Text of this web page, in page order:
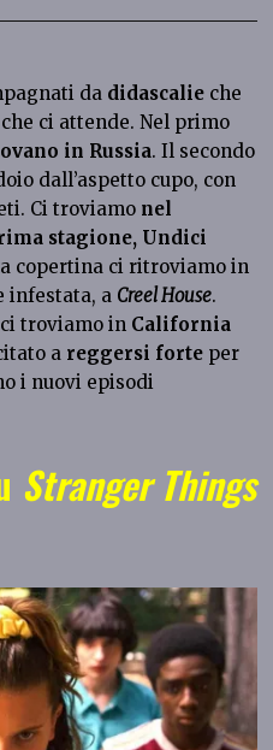
da didascalie che
ci attende. Nel primo
in Russia. Il secondo
dall’aspetto cupo, con
Ci troviamo nel
stagione, Undici
copertina ci ritroviamo in
infestata, a Creel House.
troviamo in California
a reggersi forte per
i nuovi episodi
Stranger Things